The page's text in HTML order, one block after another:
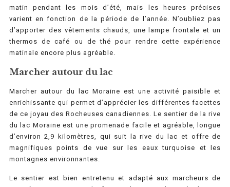
matin pendant les mois d’été, mais les heures précises
varient en fonction de la période de l’année. N’oubliez pas
d’apporter des vêtements chauds, une lampe frontale et un
thermos de café ou de thé pour rendre cette expérience
matinale encore plus agréable.
Marcher autour du lac
Marcher autour du lac Moraine est une activité paisible et
enrichissante qui permet d’apprécier les différentes facettes
de ce joyau des Rocheuses canadiennes. Le sentier de la rive
du lac Moraine est une promenade facile et agréable, longue
d’environ 2,9 kilomètres, qui suit la rive du lac et offre de
magnifiques points de vue sur les eaux turquoise et les
montagnes environnantes.
Le sentier est bien entretenu et adapté aux marcheurs de